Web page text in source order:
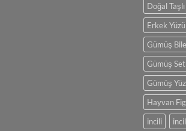
Doğal
Erkek
Gümüş
Gümüş Set
Gümüş
Hayvan
incili